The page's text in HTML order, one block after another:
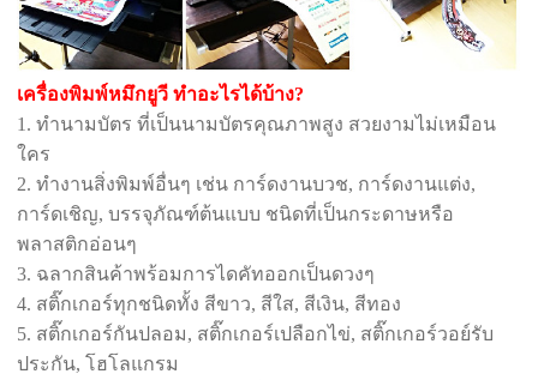
เครื่องพิมพ์หมึกยูวี ทำอะไรได้บ้าง?
1. ทำนามบัตร ที่เป็นนามบัตรคุณภาพสูง สวยงามไม่เหมือน
ใคร
2. ทำงานสิ่งพิมพ์อื่นๆ เช่น การ์ดงานบวช, การ์ดงานแต่ง,
การ์ดเชิญ, บรรจุภัณฑ์ต้นแบบ ชนิดที่เป็นกระดาษหรือ
พลาสติกอ่อนๆ
3. ฉลากสินค้าพร้อมการไดคัทออกเป็นดวงๆ
4. สติ๊กเกอร์ทุกชนิดทั้ง สีขาว, สีใส, สีเงิน, สีทอง
5. สติ๊กเกอร์กันปลอม, สติ๊กเกอร์เปลือกไข่, สติ๊กเกอร์วอย์รับ
ประกัน, โฮโลแกรม